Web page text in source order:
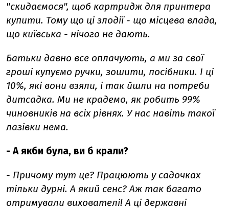
"скидаємося", щоб картридж для принтера
купити. Тому що ці злодії - що місцева влада,
що київська - нічого не дають.
Батьки давно все оплачують, а ми за свої
гроші купуємо ручки, зошити, посібники. І ці
10%, які вони взяли, і так йшли на потреби
дитсадка. Ми не крадемо, як робить 99%
чиновників на всіх рівнях. У нас навіть такої
лазівки нема.
- А якби була, ви б крали?
- Причому тут це? Працюють у садочках
тільки дурні. А який сенс? Аж так багато
отримували вихователі! А ці державні